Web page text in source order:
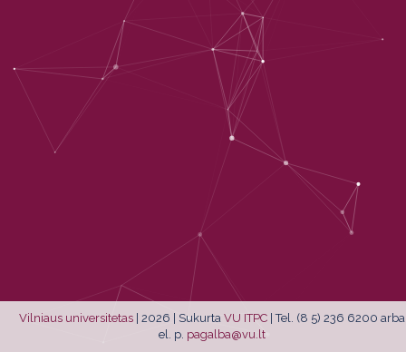
Vilniaus universitetas | 2026 | Sukurta VU ITPC | Tel. (8 5) 236 6200 arba
el. p. pagalba@vu.lt